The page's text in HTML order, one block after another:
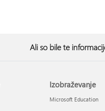
Ali so bile te
Izobraževanje
Microsoft Education